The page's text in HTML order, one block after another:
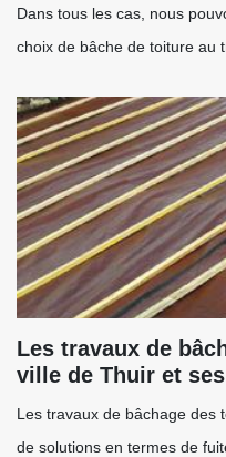
Dans tous les cas, nous
choix de bâche de toiture au
Les travaux de
ville de Thuir et
Les travaux de bâchage des
de solutions en termes de